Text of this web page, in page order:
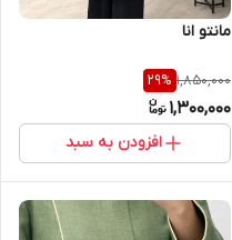
مانتو انا
1,850,000
29%
1,300,000
افزودن به سبد